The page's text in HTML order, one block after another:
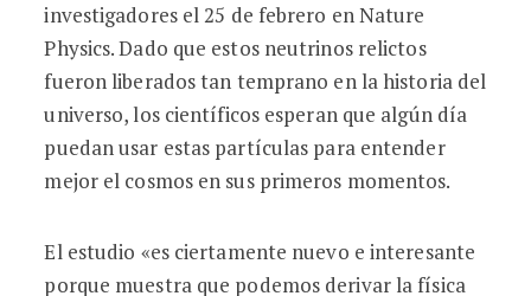
investigadores el 25 de febrero en Nature
Physics. Dado que estos neutrinos relictos
fueron liberados tan temprano en la historia del
universo, los científicos esperan que algún día
puedan usar estas partículas para entender
mejor el cosmos en sus primeros momentos.
El estudio «es ciertamente nuevo e interesante
porque muestra que podemos derivar la física